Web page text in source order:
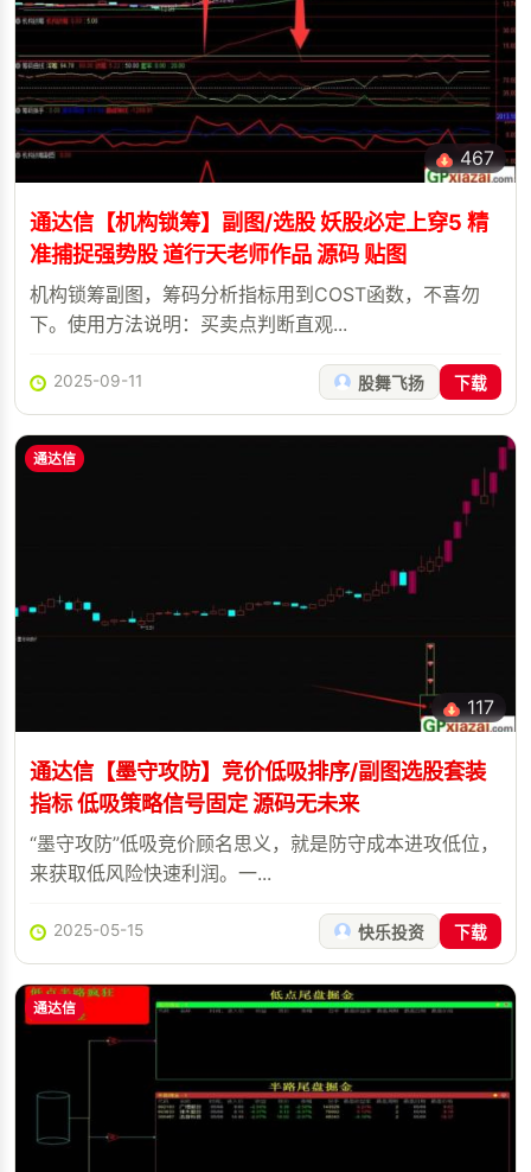
467
通达信【机构锁筹】副图/选股 妖股必定上穿5 精
准捕捉强势股 道行天老师作品 源码 贴图
机构锁筹副图，筹码分析指标用到COST函数，不喜勿
下。使用方法说明：买卖点判断直观...
2025-09-11 股舞飞扬 下载
通达信
117
通达信【墨守攻防】竞价低吸排序/副图选股套装
指标 低吸策略信号固定 源码无未来
“墨守攻防”低吸竞价顾名思义，就是防守成本进攻低位，
来获取低风险快速利润。一...
2025-05-15 快乐投资 下载
通达信